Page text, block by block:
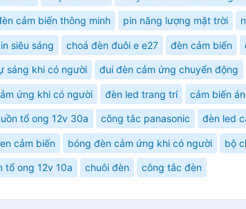
cảm biến thông minh pin năng lượng mặt trời
siêu sáng choá đèn đuôi e e27 đèn cảm biến
sáng khi có người đui đèn cảm ứng chuyển động
ứng khi có người đèn led trang trí cảm biến
tổ ong 12v 30a công tắc panasonic đèn led
cảm biến bóng đèn cảm ứng khi có người bộ
tổ ong 12v 10a chuôi đèn công tắc đèn